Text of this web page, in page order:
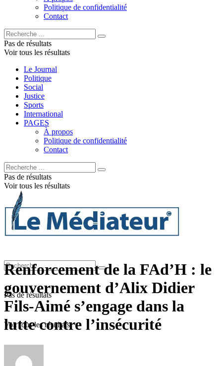
Politique de confidentialité
Contact
Pas de résultats
Voir tous les résultats
Le Journal
Politique
Social
Justice
Sports
International
PAGES
À propos
Politique de confidentialité
Contact
Pas de résultats
Voir tous les résultats
Pas de résultats
Voir tous les résultats
Renforcement de la FAd’H : le
gouvernement d’Alix Didier
Fils-Aimé s’engage dans la
lutte contre l’insécurité